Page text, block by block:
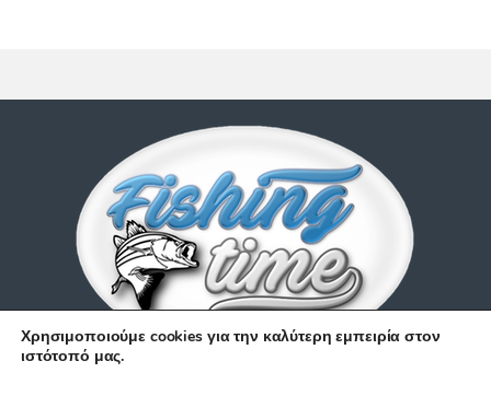
Χρησιμοποιούμε cookies για την καλύτερη εμπειρία στον
ιστότοπό μας.